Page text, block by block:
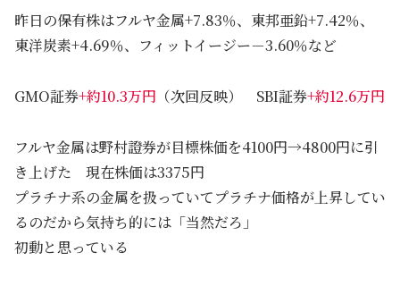
昨日の保有株はフルヤ金属+7.83％、東邦亜鉛+7.42％、
東洋炭素+4.69％、フィットイージー－3.60％など
GMO証券+約10.3万円 （次回反映） SBI証券+約12.6万円
フルヤ金属は野村證券が目標株価を4100円→4800円に引
き上げた 現在株価は3375円
プラチナ系の金属を扱っていてプラチナ価格が上昇してい
るのだから気持ち的には「当然だろ」
初動と思っている